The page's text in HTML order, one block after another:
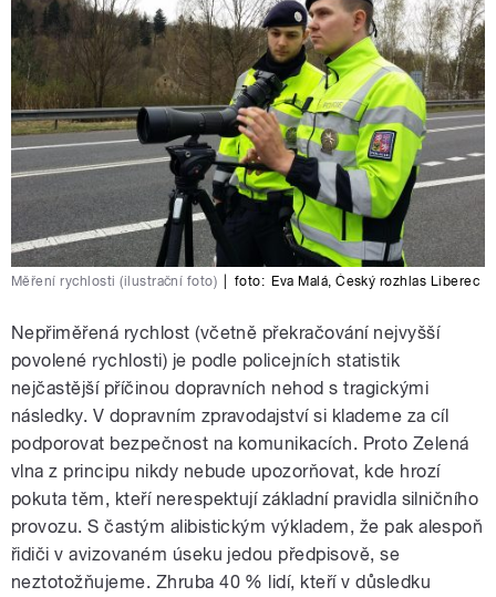
Měření rychlosti (ilustrační foto) foto: Eva Malá,Český rozhlas Liberec
Nepřiměřená rychlost (včetně překračování nejvyšší
povolené rychlosti) je podle policejních statistik
nejčastější příčinou dopravních nehod s tragickými
následky. V dopravním zpravodajství si klademe za cíl
podporovat bezpečnost na komunikacích. Proto Zelená
vlna z principu nikdy nebude upozorňovat, kde hrozí
pokuta těm, kteří nerespektují základní pravidla silničního
provozu. S častým alibistickým výkladem, že pak alespoň
řidiči v avizovaném úseku jedou předpisově, se
neztotožňujeme. Zhruba 40 % lidí, kteří v důsledku